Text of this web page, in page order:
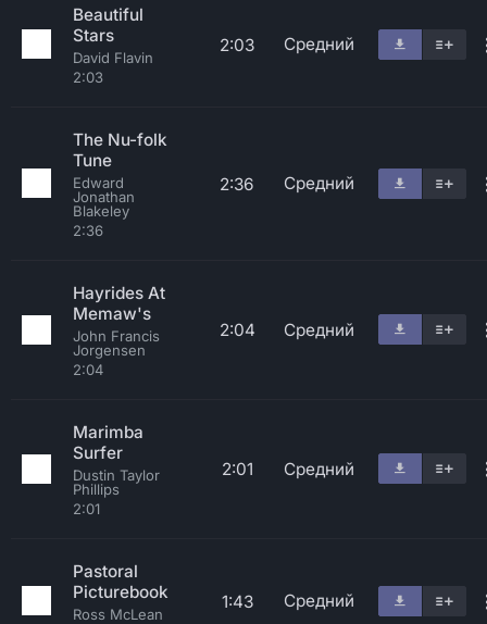
Beautiful
Stars
David Flavin
2:03
2:03 Средний
The Nu-folk
Tune
Edward
Jonathan
Blakeley
2:36
2:36 Средний
Hayrides At
Memaw's
John Francis
Jorgensen
2:04
2:04 Средний
Marimba
Surfer
Dustin Taylor
Phillips
2:01
2:01 Средний
Pastoral
Picturebook
Ross McLean
1:43 Средний